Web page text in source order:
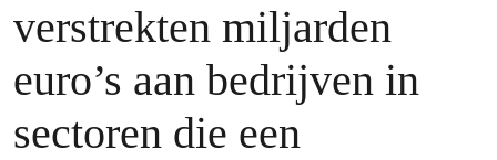
verstrekten miljarden
euro’s aan bedrijven in
sectoren die een